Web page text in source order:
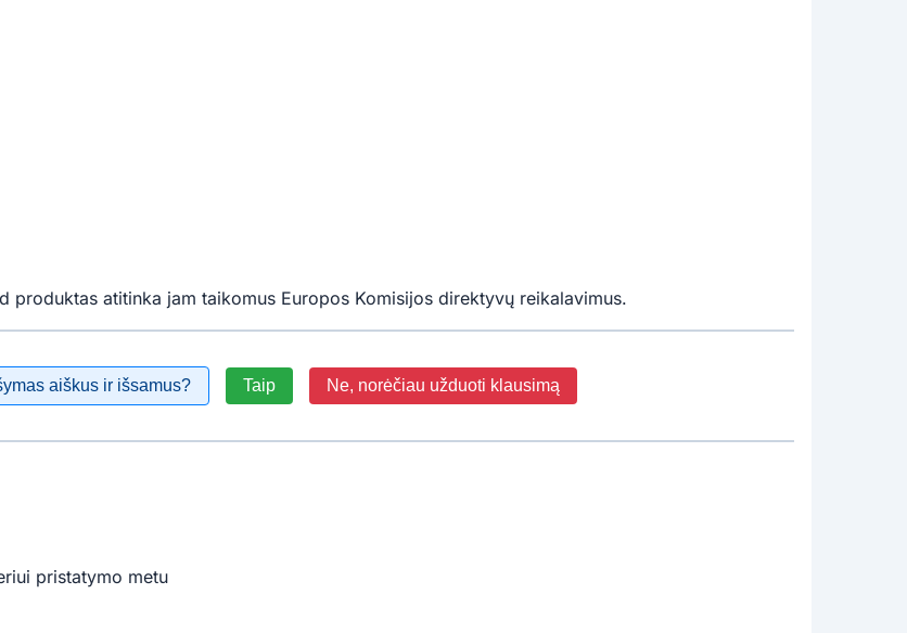
produktas atitinka jam taikomus Europos Komisijos direktyvų reikalavimus.
aiškus ir išsamus? Taip Ne, norėčiau užduoti klausimą
pristatymo metu